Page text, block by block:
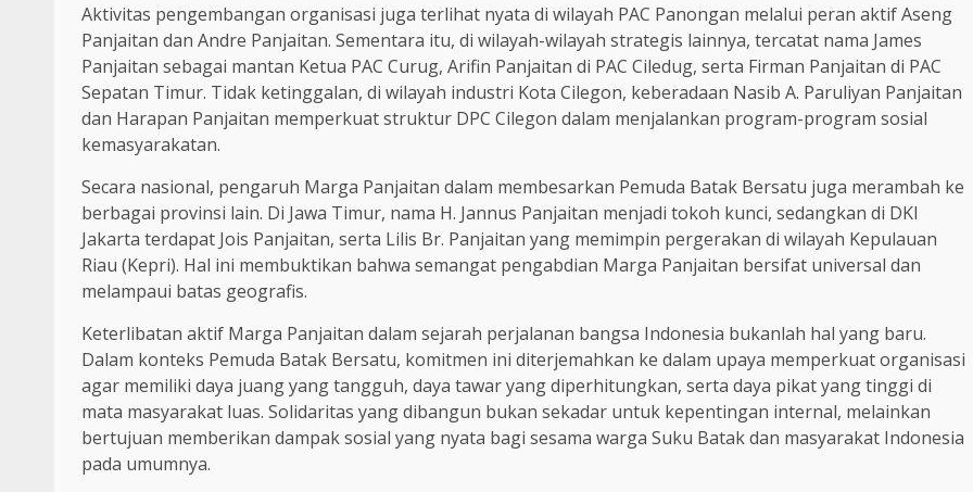
Aktivitas pengembangan organisasi juga terlihat nyata di wilayah PAC Panongan melalui peran aktif Aseng
Panjaitan dan Andre Panjaitan. Sementara itu, di wilayah-wilayah strategis lainnya, tercatat nama James
Panjaitan sebagai mantan Ketua PAC Curug, Arifin Panjaitan di PAC Ciledug, serta Firman Panjaitan di PAC
Sepatan Timur. Tidak ketinggalan, di wilayah industri Kota Cilegon, keberadaan Nasib A. Paruliyan Panjaitan
dan Harapan Panjaitan memperkuat struktur DPC Cilegon dalam menjalankan program-program sosial
kemasyarakatan.
Secara nasional, pengaruh Marga Panjaitan dalam membesarkan Pemuda Batak Bersatu juga merambah ke
berbagai provinsi lain. Di Jawa Timur, nama H. Jannus Panjaitan menjadi tokoh kunci, sedangkan di DKI
Jakarta terdapat Jois Panjaitan, serta Lilis Br. Panjaitan yang memimpin pergerakan di wilayah Kepulauan
Riau (Kepri). Hal ini membuktikan bahwa semangat pengabdian Marga Panjaitan bersifat universal dan
melampaui batas geografis.
Keterlibatan aktif Marga Panjaitan dalam sejarah perjalanan bangsa Indonesia bukanlah hal yang baru.
Dalam konteks Pemuda Batak Bersatu, komitmen ini diterjemahkan ke dalam upaya memperkuat organisasi
agar memiliki daya juang yang tangguh, daya tawar yang diperhitungkan, serta daya pikat yang tinggi di
mata masyarakat luas. Solidaritas yang dibangun bukan sekadar untuk kepentingan internal, melainkan
bertujuan memberikan dampak sosial yang nyata bagi sesama warga Suku Batak dan masyarakat Indonesia
pada umumnya.